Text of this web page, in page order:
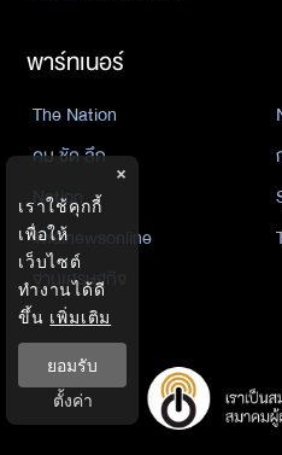
พาร์ทเนอร์
The Nation
คม ชัด ลึก
Nation
Thainewsonline
ฐานเศรษฐกิจ
×
เราใช้คุกกี้
เพื่อให้
เว็บไซต์
ทำงานได้ดี
ขึ้น เพิ่มเติม
ยอมรับ
ตั้งค่า